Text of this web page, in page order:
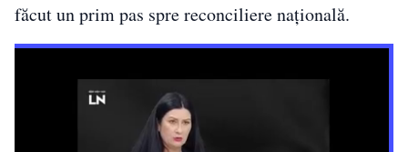
făcut un prim pas spre reconciliere națională.